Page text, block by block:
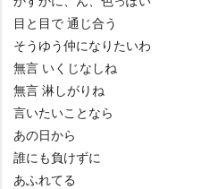
目と目で 通じ合う
そうゆう仲になりたいわ
無言 いくじなしね
無言 淋しがりね
言いたいことなら
あの日から
誰にも負けずに
あふれてる